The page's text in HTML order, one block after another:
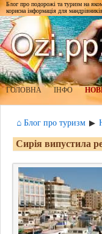
Блог про подорожі та туризм на
корисна інформація для
ГОЛОВНА ІНФО
⌂ Блог про туризм ▶
Сирія випустила